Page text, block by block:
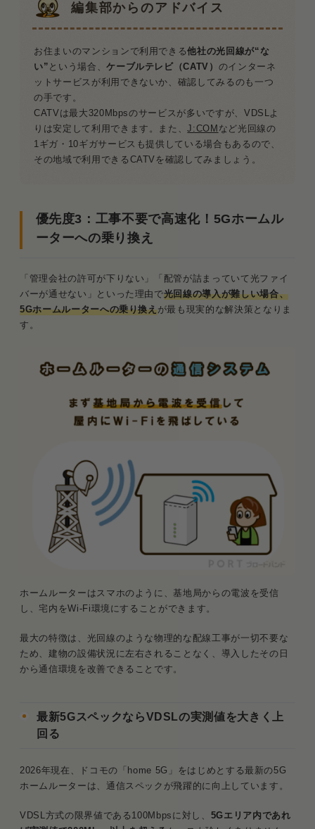
編集部からのアドバイス
お住まいのマンションで利用できる他社の光回線が“な
い” という場合、ケーブルテレビ（CATV） のインターネ
ットサービスが利用できないか、確認してみるのも一つ
の手です。
CATVは最大320Mbpsのサービスが多いですが、VDSLよ
りは安定して利用できます。また、J:COM など光回線の
1ギガ・10ギガサービスも提供している場合もあるので、
その地域で利用できるCATVを確認してみましょう。
優先度3：工事不要で高速化！5Gホームル
ーターへの乗り換え
「管理会社の許可が下りない」「配管が詰まっていて光ファイ
バーが通せない」といった理由で光回線の導入が難しい場合、
5Gホームルーターへの乗り換えが最も現実的な解決策となりま
す。
ホームルーターはスマホのように、基地局からの電波を受信
し、宅内をWi-Fi環境にすることができます。
最大の特徴は、光回線のような物理的な配線工事が一切不要な
ため、建物の設備状況に左右されることなく、導入したその日
から通信環境を改善できることです。
最新5GスペックならVDSLの実測値を大きく上
回る
2026年現在、ドコモの「home 5G」をはじめとする最新の5G
ホームルーターは、通信スペックが飛躍的に向上しています。
VDSL方式の限界値である100Mbpsに対し、 5Gエリア内であれ